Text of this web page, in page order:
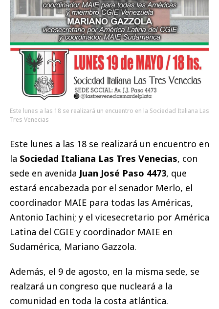
Este lunes a las 18 se realizará un encuentro en la Sociedad Italiana Las
Tres Venecias
Este lunes a las 18 se realizará un encuentro en
la Sociedad Italiana Las Tres Venecias, con
sede en avenida Juan José Paso 4473, que
estará encabezada por el senador Merlo, el
coordinador MAIE para todas las Américas,
Antonio Iachini; y el vicesecretario por América
Latina del CGIE y coordinador MAIE en
Sudamérica, Mariano Gazzola.
Además, el 9 de agosto, en la misma sede, se
realzará un congreso que nucleará a la
comunidad en toda la costa atlántica.